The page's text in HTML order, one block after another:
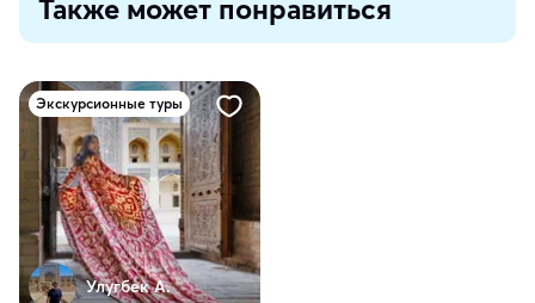
Также может понравиться
Экскурсионные туры
Улугбек А.